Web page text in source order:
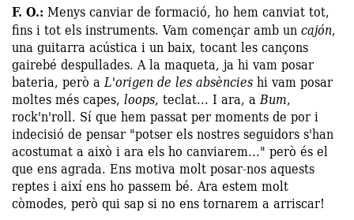
F. O.: Menys canviar de formació, ho hem canviat tot,
fins i tot els instruments. Vam començar amb uncajón,
una guitarra acústica i un baix, tocant les cançons
gairebé despullades. A la maqueta, ja hi vam posar
bateria, però aL'origen de les absèncieshi vam posar
moltes més capes, loops, teclat... I ara, aBum,
rock'n'roll. Sí que hem passat per moments de por i
indecisió de pensar "potser els nostres seguidors s'han
acostumat a això i ara els ho canviarem..." però és el
que ens agrada. Ens motiva molt posar-nos aquests
reptes i així ens ho passem bé. Ara estem molt
còmodes, però qui sap si no ens tornarem a arriscar!